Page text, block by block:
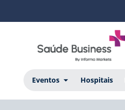
Eventos Hospitais